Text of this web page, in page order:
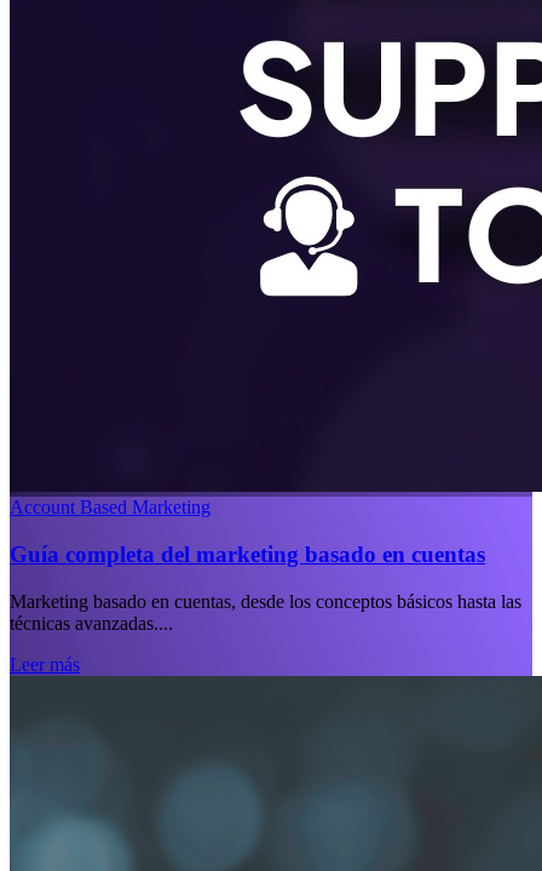
Account Based Marketing
Guía completa del marketing basado en cuentas
Marketing basado en cuentas, desde los conceptos básicos hasta las
técnicas avanzadas....
Leer más